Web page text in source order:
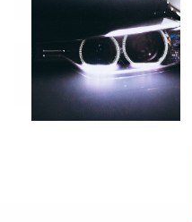
Feb 01, 2019
Imputación
cesión de
inmueble a
Nov 10, 2017